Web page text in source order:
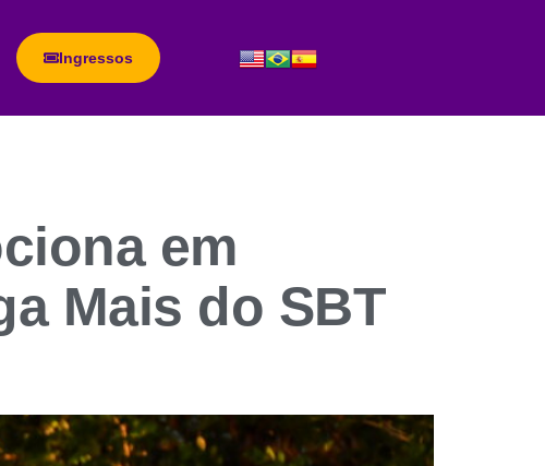
Ingressos
em
Mais do SBT